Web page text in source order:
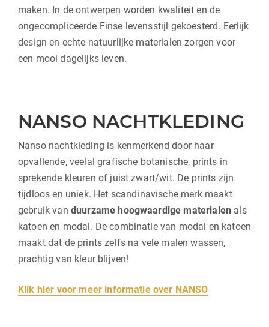
maken. In de ontwerpen worden kwaliteit en de
ongecompliceerde Finse levensstijl gekoesterd. Eerlijk
design en echte natuurlijke materialen zorgen voor
een mooi dagelijks leven.
NANSO NACHTKLEDING
Nanso nachtkleding is kenmerkend door haar
opvallende, veelal grafische botanische, prints in
sprekende kleuren of juist zwart/wit. De prints zijn
tijdloos en uniek. Het scandinavische merk maakt
gebruik van duurzame hoogwaardige materialen als
katoen en modal. De combinatie van modal en katoen
maakt dat de prints zelfs na vele malen wassen,
prachtig van kleur blijven!
Klik hier voor meer informatie over NANSO